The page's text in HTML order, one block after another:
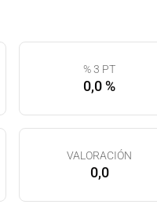
% 3 PT
0,0 %
VALORACIÓN
0,0